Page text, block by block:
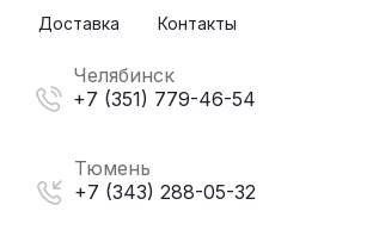
Доставка Контакты
Челябинск
+7 (351) 779-46-54
Тюмень
+7 (343) 288-05-32